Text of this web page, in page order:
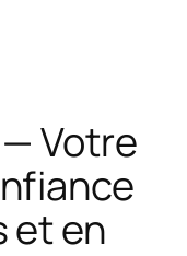
Votre
et en